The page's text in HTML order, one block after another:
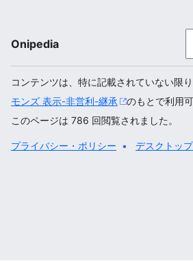
Onipedia
コンテンツは、特に記載されていない限り
モンズ 表示-非営利-継承
のもとで利用可
このページは 786 回閲覧されました。
プライバシー・ポリシー デスクトップ